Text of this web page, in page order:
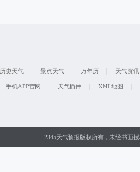
历史天气 景点天气 万年历 天气资讯
手机APP官网 天气插件 XML地图
2345天气预报版权所有，未经书面